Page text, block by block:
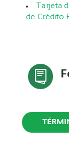
Tarjeta
de Crédito